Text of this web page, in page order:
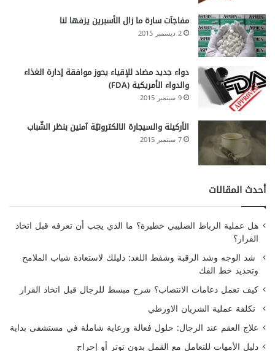
مفاجآت سارة ما زال الأسبرين يزفها لنا
2 ديسمبر 2015
دواء جديد مضاد للإقياء يحوز موافقة إدارة الغذاء
والدواء الأمريكية (FDA)
9 سبتمبر 2015
الأركيلة والسيجارة الالكترونيّة آمنين بنظر الشّباب
7 سبتمبر 2015
أحدث المقالات
هل عملية الرباط الصليبي خطيرة؟ ما الذي يجب أن تعرفه قبل اتخاذ
القرار؟
شد الوجه وشد الرقبة وشفط اللغد: دليلك لاستعادة شباب الملامح
وتحديد خط الفك
كيف تعمل دعامات الانتصاب؟ شرح مبسط للرجال قبل اتخاذ القرار
تكلفة عملية الشريان الاورطي
علاج العقم عند الرجال: حلول فعالة ورعاية شاملة في مستشفى بداية
دليل الأمهات للتعامل مع القمل بدون توتر أو إحراج